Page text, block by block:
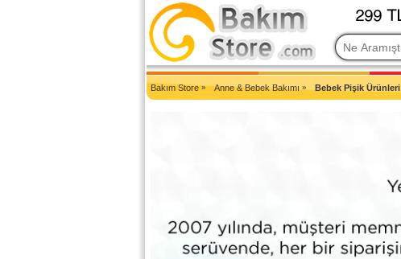
2007'den Beri Türkiye'nin En Güncel Bakım Ürünleri Eczane Sitesi
Bakım Store» Anne & Bebek Bakımı » Bebek Pişik Ürünleri